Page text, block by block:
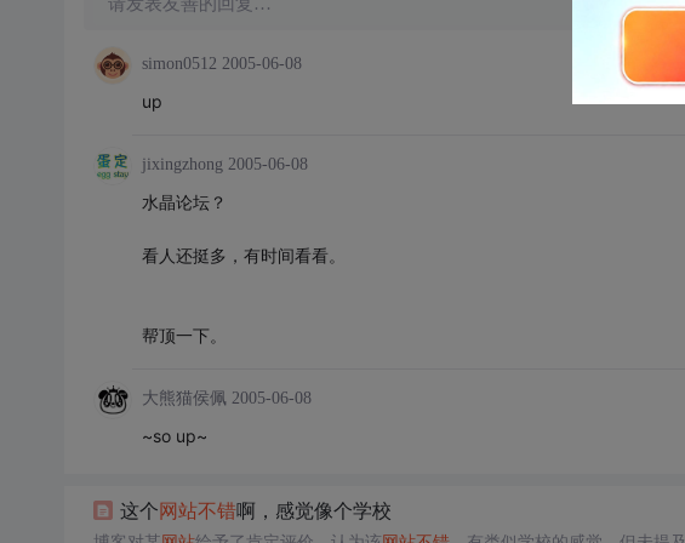
simon0512 2005-06-08
up
jixingzhong 2005-06-08
水晶论坛？
看人还挺多，有时间看看。
帮顶一下。
大熊猫侯佩 2005-06-08
~so up~
这个网站不错啊，感觉像个学校